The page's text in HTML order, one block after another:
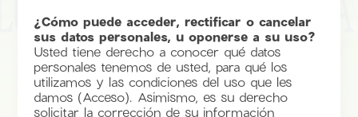
¿Cómo puede acceder, rectificar o cancelar
sus datos personales, u oponerse a su uso?
Usted tiene derecho a conocer qué datos
personales tenemos de usted, para qué los
utilizamos y las condiciones del uso que les
damos (Acceso). Asimismo, es su derecho
solicitar la corrección de su información